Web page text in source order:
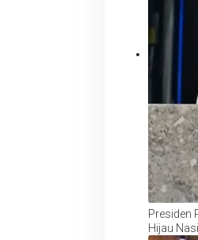
Presiden
Hijau